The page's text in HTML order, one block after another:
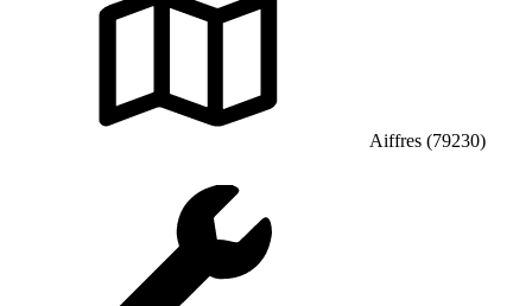
Aiffres (79230)